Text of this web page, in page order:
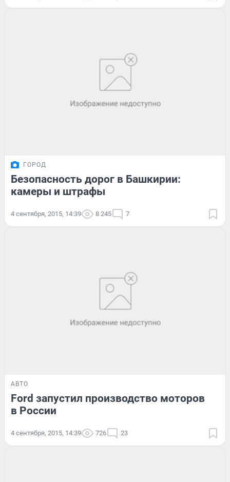
ГОРОД
Безопасность дорог в Башкирии:
камеры и штрафы
4 сентября, 2015, 14:39 8 245 7
АВТО
Ford запустил производство моторов
в России
4 сентября, 2015, 14:39 726 23